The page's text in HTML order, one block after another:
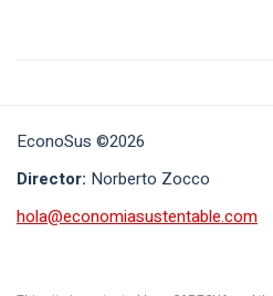
EconoSus ©2026
Director: Norberto Zocco
hola@economiasustentable.com